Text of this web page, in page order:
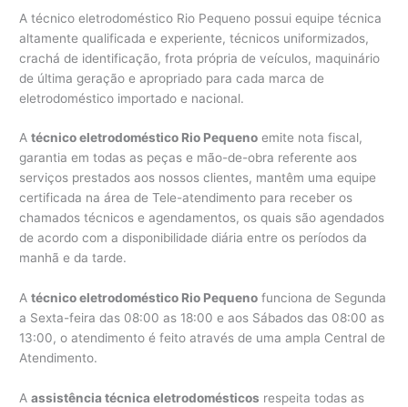
A técnico eletrodoméstico Rio Pequeno possui equipe técnica
altamente qualificada e experiente, técnicos uniformizados,
crachá de identificação, frota própria de veículos, maquinário
de última geração e apropriado para cada marca de
eletrodoméstico importado e nacional.
Atécnico eletrodoméstico Rio Pequeno emite nota fiscal,
garantia em todas as peças e mão-de-obra referente aos
serviços prestados aos nossos clientes, mantêm uma equipe
certificada na área de Tele-atendimento para receber os
chamados técnicos e agendamentos, os quais são agendados
de acordo com a disponibilidade diária entre os períodos da
manhã e da tarde.
Atécnico eletrodoméstico Rio Pequeno funciona de Segunda
a Sexta-feira das 08:00 as 18:00 e aos Sábados das 08:00 as
13:00, o atendimento é feito através de uma ampla Central de
Atendimento.
Aassistência técnica eletrodomésticos respeita todas as